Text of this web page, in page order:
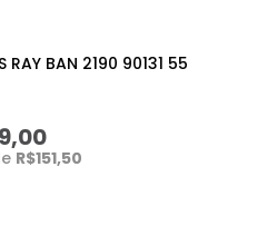
RAY BAN 2190 90131 55
R$151,50